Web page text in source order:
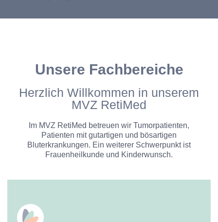
Unsere Fachbereiche
Herzlich Willkommen in unserem
MVZ RetiMed
Im MVZ RetiMed betreuen wir Tumorpatienten,
Patienten mit gutartigen und bösartigen
Bluterkrankungen. Ein weiterer Schwerpunkt ist
Frauenheilkunde und Kinderwunsch.